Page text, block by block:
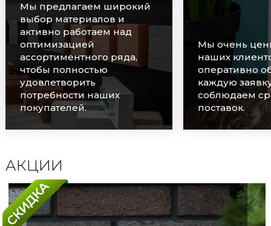
Мы предлагаем широкий
выбор материалов и
активно работаем над
оптимизацией
ассортиментного ряда,
чтобы полностью
удовлетворить
потребности наших
покупателей.
Мы очень
наших
оперативно
каждую
соблюдаем
поставок.
АКЦИИ